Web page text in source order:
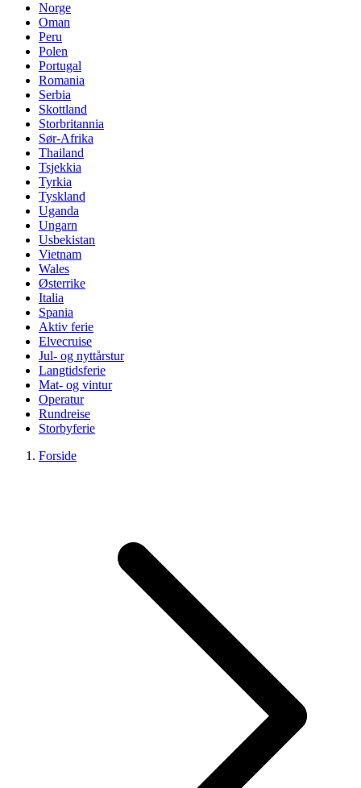
Norge
Oman
Peru
Polen
Portugal
Romania
Serbia
Skottland
Storbritannia
Sør-Afrika
Thailand
Tsjekkia
Tyrkia
Tyskland
Uganda
Ungarn
Usbekistan
Vietnam
Wales
Østerrike
Italia
Spania
Aktiv ferie
Elvecruise
Jul- og nyttårstur
Langtidsferie
Mat- og vintur
Operatur
Rundreise
Storbyferie
Forside